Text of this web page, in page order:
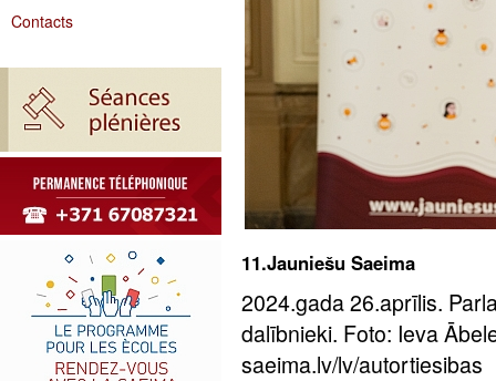
Contacts
11.Jauniešu Saeima
2024.gada 26.aprīlis.
dalībnieki. Foto: Ieva
saeima.lv/lv/autortiesibas